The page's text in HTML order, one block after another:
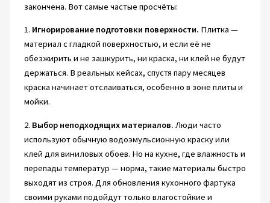
закончена. Вот самые частые просчёты:
1. Игнорирование подготовки поверхности. Плитка —
материал с гладкой поверхностью, и если её не
обезжирить и не зашкурить, ни краска, ни клей не будут
держаться. В реальных кейсах, спустя пару месяцев
краска начинает отслаиваться, особенно в зоне плиты и
мойки.
2. Выбор неподходящих материалов. Люди часто
используют обычную водоэмульсионную краску или
клей для виниловых обоев. Но на кухне, где влажность и
перепады температур — норма, такие материалы быстро
выходят из строя. Для обновления кухонного фартука
своими руками подойдут только влагостойкие и